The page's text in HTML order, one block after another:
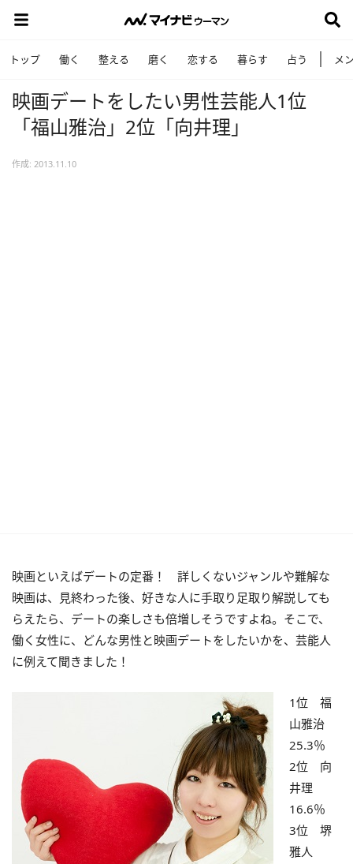
トップ 働く 整える 磨く 恋する 暮らす 占う メ
映画デートをしたい男性芸能人1位
「福山雅治」2位「向井理」
作成: 2013.11.10
映画といえばデートの定番！ 詳しくないジャンルや難解な
映画は、見終わった後、好きな人に手取り足取り解説しても
らえたら、デートの楽しさも倍増しそうですよね。そこで、
働く女性に、どんな男性と映画デートをしたいかを、芸能人
に例えて聞きました！
1位 福
山雅治
25.3％
2位 向
井理
16.6％
3位 堺
雅人